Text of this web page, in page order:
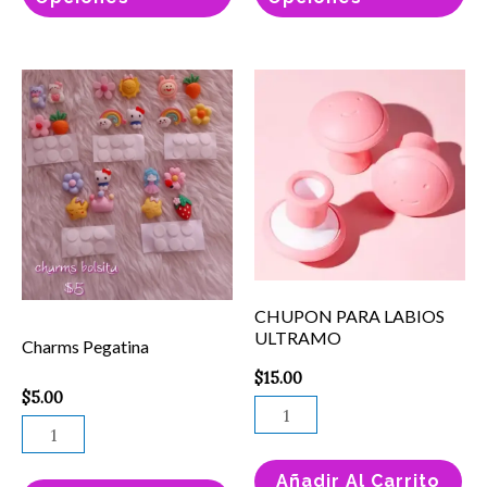
página
producto
Charms Pegatina
$5.00
Charms
Pegatina
cantidad
CHUPON PARA LABIOS
ULTRAMO
$15.00
ULTRAMO
cantidad
Añadir Al Carrito